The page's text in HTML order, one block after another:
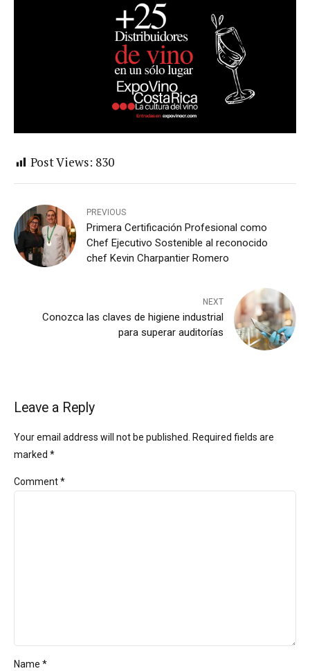
Post Views: 830
PREVIOUS
Primera Certificación Profesional como
Chef Ejecutivo Sostenible al reconocido
chef Kevin Charpantier Romero
NEXT
Conozca las claves de higiene industrial
para superar auditorías
Leave a Reply
Your email address will not be published. Required fields are
marked *
Comment*
Name *